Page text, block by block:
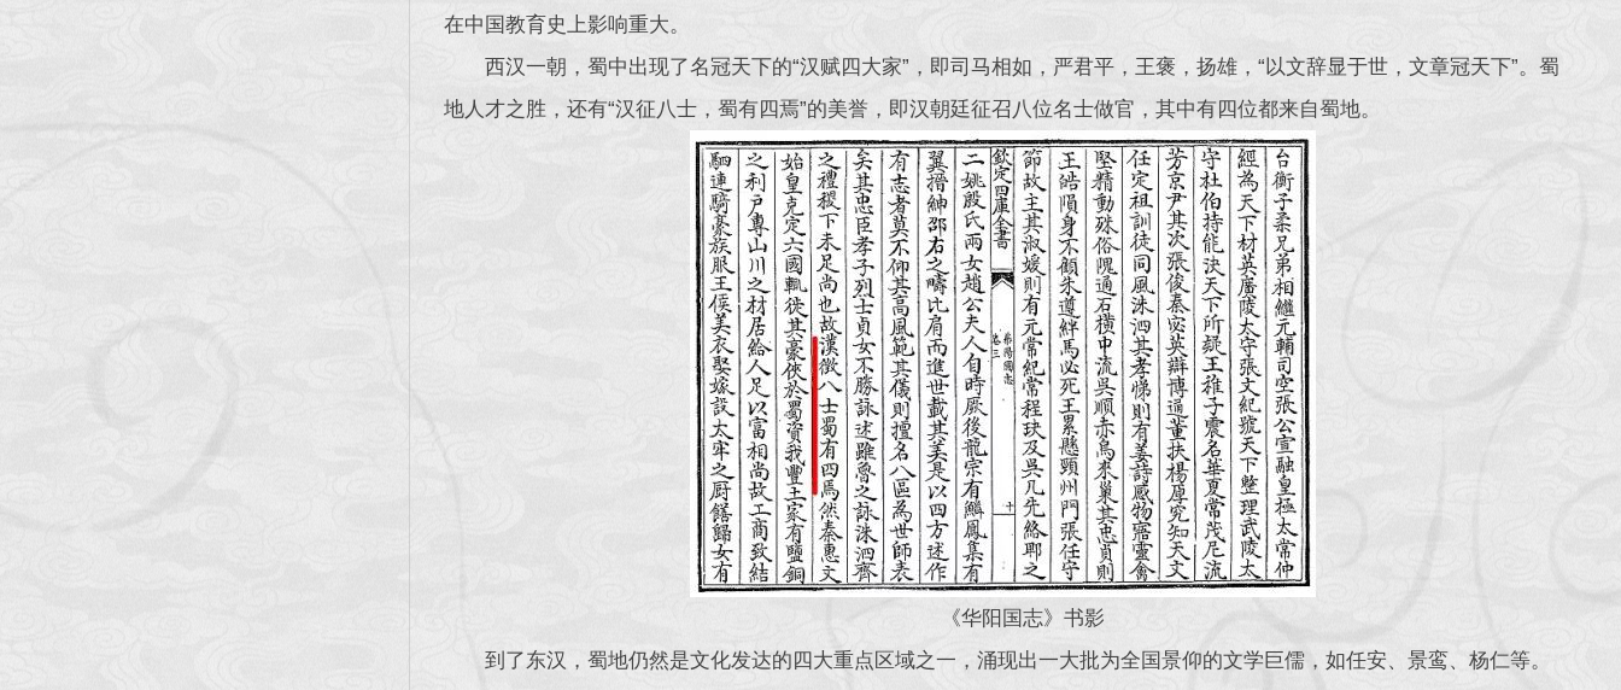
在中国教育史上影响重大。
西汉一朝，蜀中出现了名冠天下的“汉赋四大家”，即司马相如，严君平，王褒，扬雄，“以文辞显于世，文章冠天下”。蜀
地人才之胜，还有“汉征八士，蜀有四焉”的美誉，即汉朝廷征召八位名士做官，其中有四位都来自蜀地。
《华阳国志》书影
到了东汉，蜀地仍然是文化发达的四大重点区域之一，涌现出一大批为全国景仰的文学巨儒，如任安、景鸾、杨仁等。